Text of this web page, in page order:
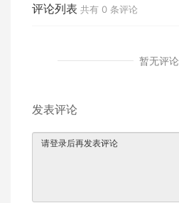
评论列表 共有 0 条评论
暂无评论
发表评论